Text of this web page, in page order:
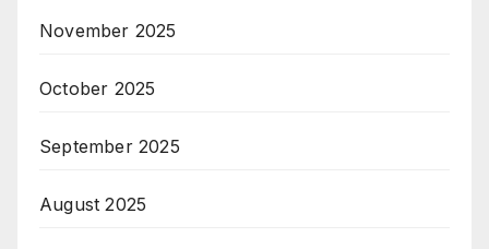
November 2025
October 2025
September 2025
August 2025